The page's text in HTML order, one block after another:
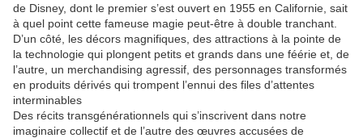
de Disney, dont le premier s’est ouvert en 1955 en Californie, sait
à quel point cette fameuse magie peut-être à double tranchant.
D’un côté, les décors magnifiques, des attractions à la pointe de
la technologie qui plongent petits et grands dans une féérie et, de
l’autre, un merchandising agressif, des personnages transformés
en produits dérivés qui trompent l’ennui des files d’attentes
interminables
Des récits transgénérationnels qui s’inscrivent dans notre
imaginaire collectif et de l’autre des œuvres accusées de